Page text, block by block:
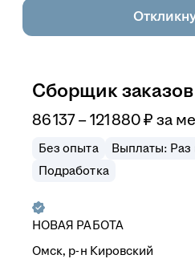
Сборщик
86 137–121 880₽ за
Без опыта
Выплаты: Раз
Подработка
НОВАЯ РАБОТА
Омск, р-н Кировский